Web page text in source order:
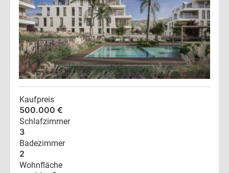
Kaufpreis
500.000 €
Schlafzimmer
3
Badezimmer
2
Wohnfläche